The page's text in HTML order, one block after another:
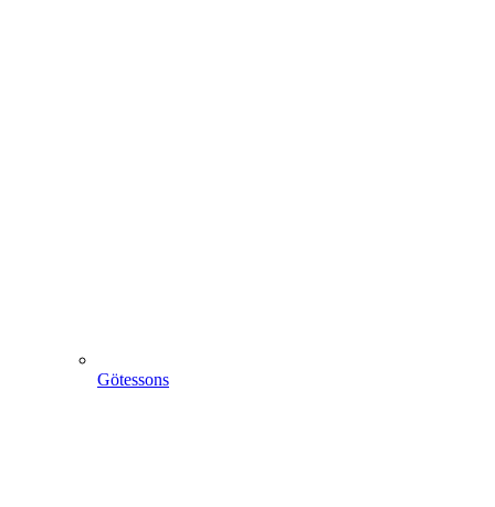
Götessons